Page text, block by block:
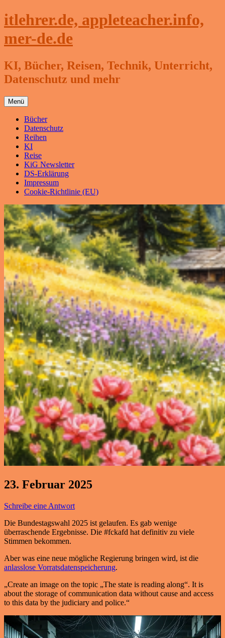
Zum
Inhalt
itlehrer.de, appleteacher.info,
mer-de.de
KI, Bücher, Reisen, Technik, Unterricht,
Datenschutz und mehr
Menü
Bücher
Datenschutz
Reihen
KI
Reise
KiG Newsletter
DS-Erklärung
Impressum
Cookie-Richtlinie (EU)
23. Februar 2025
Schreibe eine Antwort
Die Bundestagswahl 2025 ist gelaufen. Es gab wenige
überraschende Ergebnisse. Die #fckafd hat definitiv zu viele
Stimmen bekommen.
Aber was eine neue mögliche Regierung bringen wird, ist die
anlasslose Vorratsdatenspeicherung.
„Create an image on the topic „The state is reading along“. It is
about the storage of communication data without cause and access
to this data by the judiciary and police.“